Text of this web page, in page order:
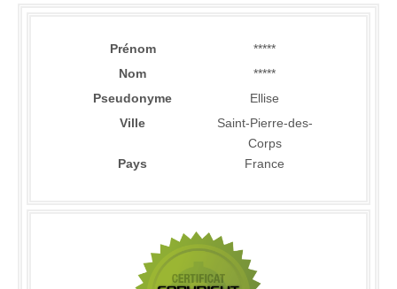
Prénom
*****
Nom
*****
Pseudonyme
Ellise
Ville
Saint-Pierre-des-
Corps
Pays
France